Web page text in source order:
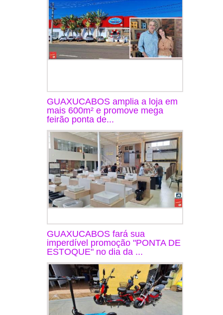
GUAXUCABOS amplia a loja em
mais 600m² e promove mega
feirão ponta de...
GUAXUCABOS fará sua
imperdível promoção "PONTA DE
ESTOQUE" no dia da ...